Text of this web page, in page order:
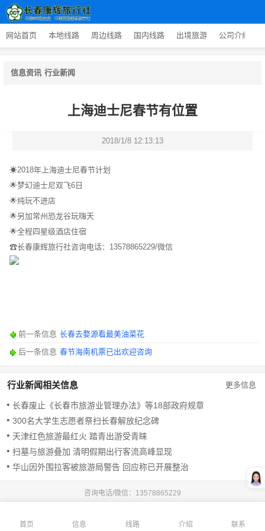
网站首页 本地线路 周边线路 国内线路 出境旅游 公司介绍
信息资讯 行业新闻
上海迪士尼春节有位置
2018/1/8 12:13:13
☀2018年上海迪士尼春节计划
🌟梦幻迪士尼双飞6日
🌟纯玩不进店
🌟另加常州恐龙谷玩嗨天
🌟全程四星级酒店住宿
☎长春康辉旅行社咨询电话：13578865229/微信
前一条信息 长春去婺源看最美油菜花
后一条信息 春节海南机票已出欢迎咨询
更多信息
行业新闻相关信息
长春废止《长春市旅游业管理办法》等18部政府规章
300名大学生志愿者祭扫长春解放纪念碑
天津红色旅游最红火 踏青出游受青睐
扫墓与旅游叠加 清明假期出行客流高峰显现
华山因外围拉客被旅游局警告 回应称已开展整治
咨询电话/微信： 13578865229
首页 信息 线路 介绍 联系